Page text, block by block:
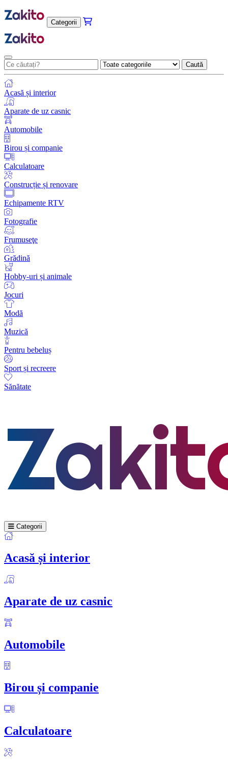
Categorii
Caută
Acasă și interior
Aparate de uz casnic
Automobile
Birou și companie
Calculatoare
Construcție și renovare
Echipamente RTV
Fotografie
Frumuseţe
Grădină
Hobby-uri și animale
Jocuri
Modă
Muzică
Pentru bebeluș
Sport și recreere
Sănătate
Categorii
Acasă și interior
Aparate de uz casnic
Automobile
Birou și companie
Calculatoare